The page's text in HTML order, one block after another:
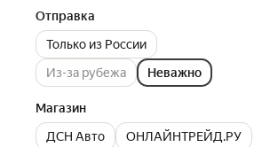
Отправка
Только из России
Из-за рубежа
Неважно
Магазин
ДСН Авто
ОНЛАЙНТРЕЙД.РУ